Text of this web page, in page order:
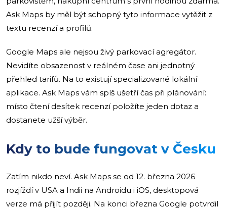
Ask Maps by měl být schopný tyto informace vytěžit z
textu recenzí a profilů.
Google Maps ale nejsou živý parkovací agregátor.
Nevidíte obsazenost v reálném čase ani jednotný
přehled tarifů. Na to existují specializované lokální
aplikace. Ask Maps vám spíš ušetří čas při plánování:
místo čtení desítek recenzí položíte jeden dotaz a
dostanete užší výběr.
Kdy to bude fungovat v Česku
Zatím nikdo neví. Ask Maps se od 12. března 2026
rozjíždí v USA a Indii na Androidu i iOS, desktopová
verze má přijít později. Na konci března Google potvrdil